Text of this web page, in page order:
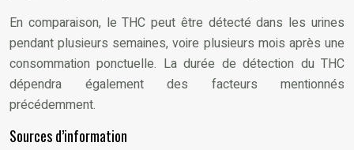
En comparaison, le THC peut être détecté dans les urines
pendant plusieurs semaines, voire plusieurs mois après une
consommation ponctuelle. La durée de détection du THC
dépendra également des facteurs mentionnés
précédemment.
Sources d’information